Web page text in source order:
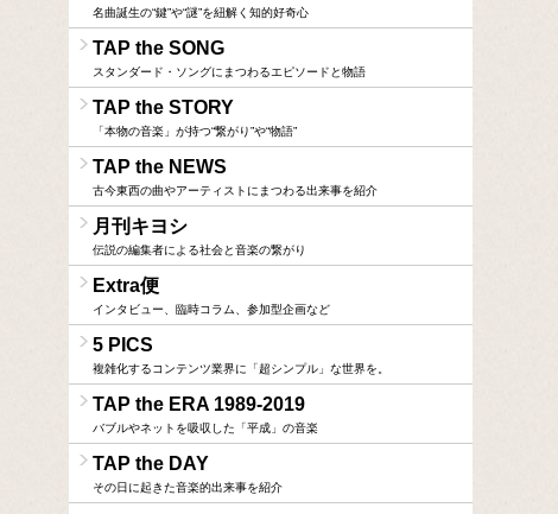
名曲誕生の“鍵”や“謎”を紐解く知的好奇心
TAP the SONG
スタンダード・ソングにまつわるエピソードと物語
TAP the STORY
「本物の音楽」が持つ“繋がり”や“物語”
TAP the NEWS
古今東西の曲やアーティストにまつわる出来事を紹介
月刊キヨシ
伝説の編集者による社会と音楽の繋がり
Extra便
インタビュー、臨時コラム、参加型企画など
5 PICS
複雑化するコンテンツ業界に「超シンプル」な世界を。
TAP the ERA 1989-2019
バブルやネットを吸収した「平成」の音楽
TAP the DAY
その日に起きた音楽的出来事を紹介